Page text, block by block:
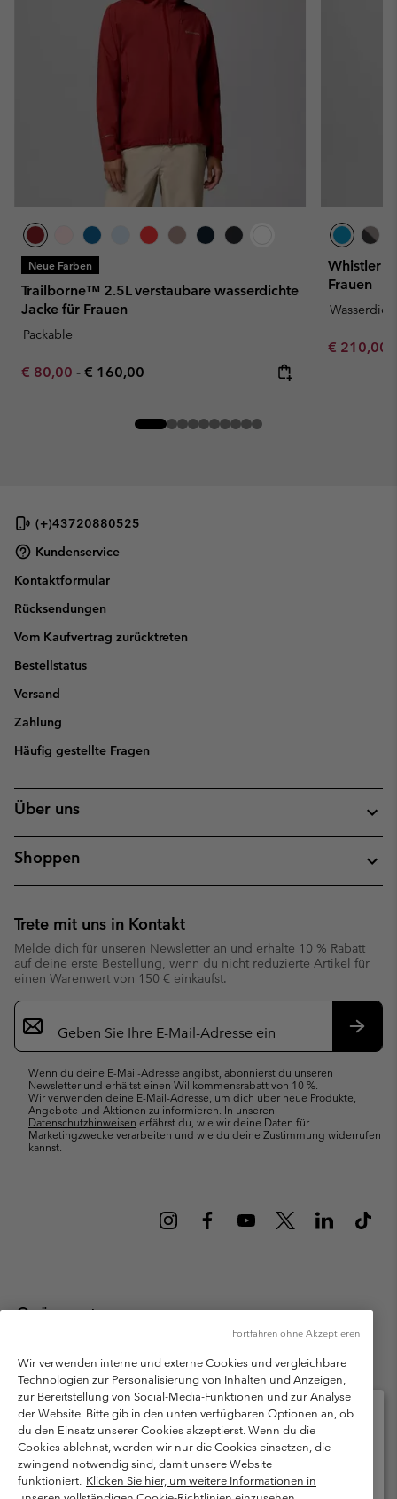
Neue Farben
Trailborne™ 2.5L verstaubare wasserdichte
Jacke für Frauen
Packable
Minimum sale price:
€ 80,00 - Maximum price:
€ 160,00
Whistler
Frauen
Wasserdicht
Minimum
€ 210,00
(+)43720880525
Kundenservice
Kontaktformular
Rücksendungen
Vom Kaufvertrag zurücktreten
Bestellstatus
Versand
Zahlung
Häufig gestellte Fragen
Über uns
Shoppen
Trete mit uns in Kontakt
Melde dich für unseren Newsletter an und erhalte 10 % Rabatt
auf deine erste Bestellung, wenn du nicht reduzierte Artikel für
einen Warenwert von 150 € einkaufst.
Newsletter-
Anmeldung
Wenn du deine E-Mail-Adresse angibst, abonnierst du unseren
Newsletter und erhältst einen Willkommensrabatt von 10 %.
Wir verwenden deine E-Mail-Adresse, um dich über neue Produkte,
Angebote und Aktionen zu informieren. In unseren
Datenschutzhinweisen erfährst du, wie wir deine Daten für
Marketingzwecke verarbeiten und wie du deine Zustimmung widerrufen
kannst.
Österreich
Columbia Sportswear Austria GmbH. Moosfeldstraße 1, 5101
Bergheim, Salzburg Österreich. Alle Rechte vorbehalten.
Nutzungsbedingungen
Allgemeine Verkaufsbedingungen
Garantie
Datenschutzerklärung
Bestimmungen und Bedingungen des Mitglieder Programms
Nutzungsbedingungen Für Nutzergenerierte Inhalte
Cookies
Wir verwenden interne und externe Cookies und vergleichbare
Technologien zur Personalisierung von Inhalten und Anzeigen,
zur Bereitstellung von Social-Media-Funktionen und zur Analyse
der Website. Bitte gib in den unten verfügbaren Optionen an, ob
du den Einsatz unserer Cookies akzeptierst. Wenn du die
Cookies ablehnst, werden wir nur die Cookies einsetzen, die
zwingend notwendig sind, damit unsere Website
funktioniert. Klicken Sie hier, um weitere Informationen in
Fortfahren ohne Akzeptieren
Bitte wählen Sie Ihr Lieferland und Ihre Sprache
Online-Einkauf verfügbar